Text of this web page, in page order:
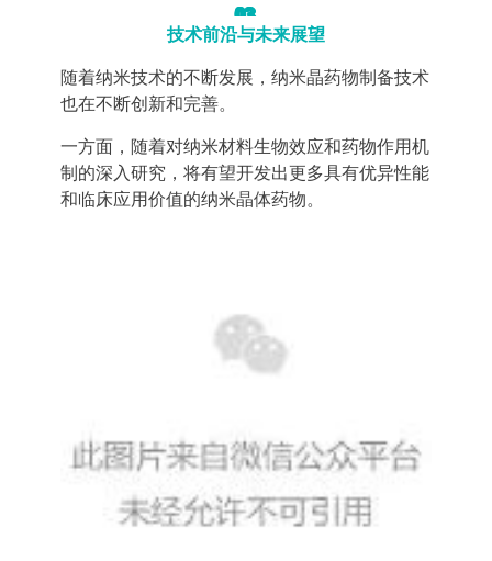
03
技术前沿与未来展望
随着纳米技术的不断发展，纳米晶药物制备技术
也在不断创新和完善。
一方面，随着对纳米材料生物效应和药物作用机
制的深入研究，将有望开发出更多具有优异性能
和临床应用价值的纳米晶体药物。